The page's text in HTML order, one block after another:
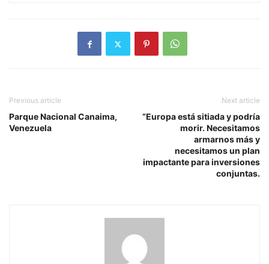
Previous article
Parque Nacional Canaima,
Venezuela
Next article
“Europa está sitiada y podría
morir. Necesitamos
armarnos más y
necesitamos un plan
impactante para inversiones
conjuntas.